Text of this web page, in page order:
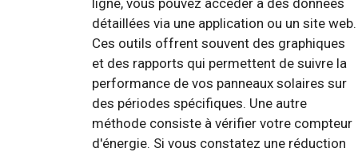
détaillées via une application ou un site web.
Ces outils offrent souvent des graphiques
et des rapports qui permettent de suivre la
performance de vos panneaux solaires sur
des périodes spécifiques. Une autre
méthode consiste à vérifier votre compteur
d'énergie. Si vous constatez une réduction